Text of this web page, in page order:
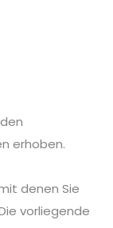
erhoben.
denen Sie
vorliegende